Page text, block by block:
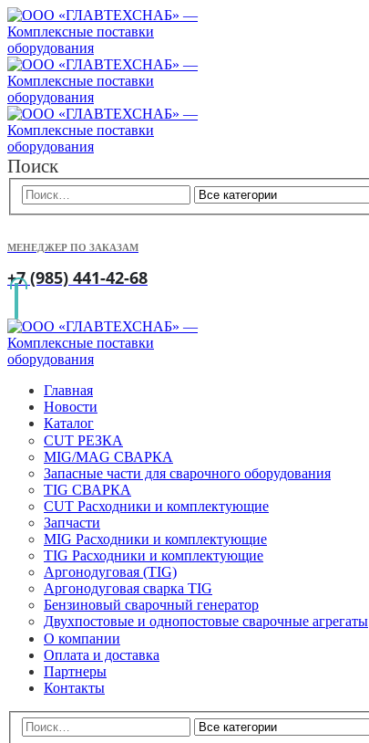
Поиск
МЕНЕДЖЕР ПО ЗАКАЗАМ
+7 (985) 441-42-68
Главная
Новости
Каталог
CUT РЕЗКА
MIG/MAG СВАРКА
Запасные части для сварочного оборудования
TIG СВАРКА
CUT Расходники и комплектующие
Запчасти
MIG Расходники и комплектующие
TIG Расходники и комплектующие
Аргонодуговая (TIG)
Аргонодуговая сварка TIG
Бензиновый сварочный генератор
Двухпостовые и однопостовые сварочные агрегаты
О компании
Оплата и доставка
Партнеры
Контакты